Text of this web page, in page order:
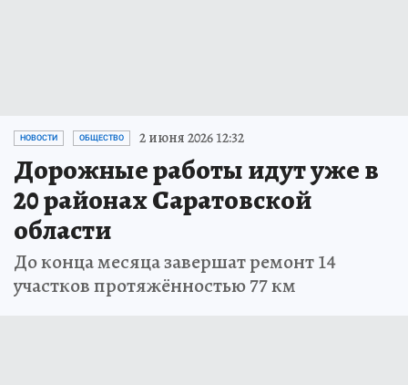
НОВОСТИ ОБЩЕСТВО 2 июня 2026 12:32
Дорожные работы идут уже в
20 районах Саратовской
области
До конца месяца завершат ремонт 14